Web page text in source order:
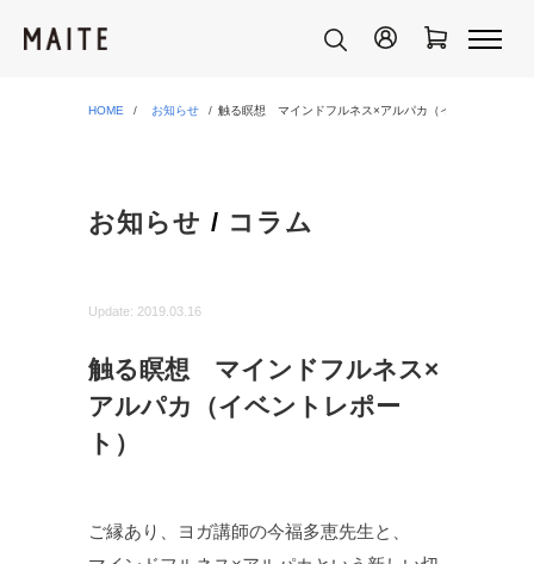
HOME お知らせ 触る瞑想 マインドフルネス×アルパカ（イベントレポー
お知らせ / コラム
Update: 2019.03.16
触る瞑想 マインドフルネス×
アルパカ（イベントレポー
ト）
ご縁あり、ヨガ講師の今福多恵先生と、